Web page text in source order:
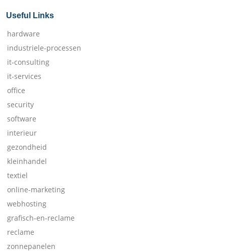
Useful Links
hardware
industriele-processen
it-consulting
it-services
office
security
software
interieur
gezondheid
kleinhandel
textiel
online-marketing
webhosting
grafisch-en-reclame
reclame
zonnepanelen